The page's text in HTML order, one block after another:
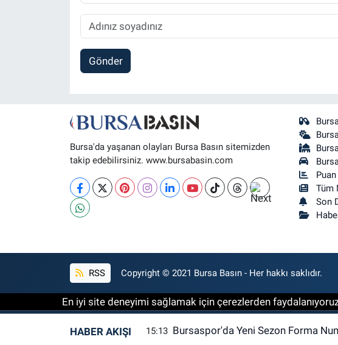
Gönder
Bursa'da yaşanan olayları Bursa Basın sitemizden
takip edebilirsiniz. www.bursabasin.com
Tüm
Son
RSS Copyright © 2021 Bursa Basın - Her hakkı saklıdır.
En iyi site deneyimi sağlamak için çerezlerden
HABER AKIŞI 15:13 Bursaspor'da Yeni Sezon Forma